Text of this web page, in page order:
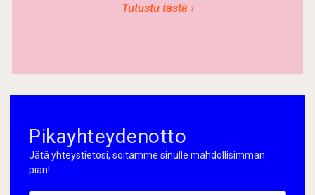
Tutustu tästä ›
Pikayhteydenotto
Jätä yhteystietosi, soitamme sinulle mahdollisimman
pian!